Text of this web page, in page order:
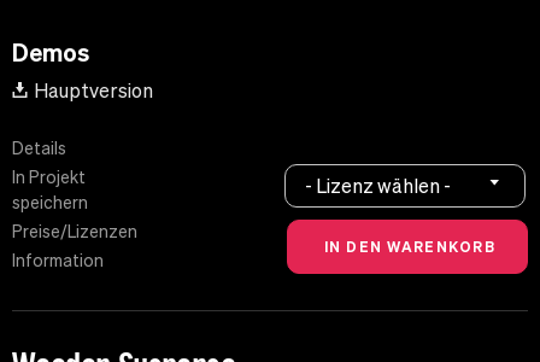
Demos
Hauptversion
Details
In Projekt
speichern
Preise/Lizenzen
Information
- Lizenz wählen -